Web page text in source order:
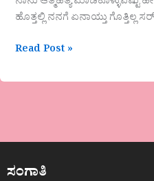
ಹೊತ್ತಲ್ಲಿ ನನಗೆ ಏನಾಯ್ತು ಗೊತ್ತಿಲ್ಲ ಸರ್
Read Post »
ಸಂಗಾತಿ